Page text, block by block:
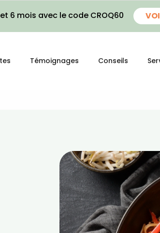
6 mois avec le code CROQ60
Témoignages Conseils